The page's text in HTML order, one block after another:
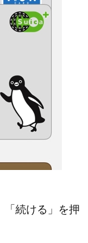
続ける」を押